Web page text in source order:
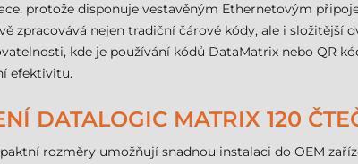
protože disponuje vestavěným Ethernetovým
zpracovává nejen tradiční čárové kódy, ale i složitější
kde je používání kódů DataMatrix nebo QR
efektivitu.
DATALOGIC MATRIX 120
rozměry umožňují snadnou instalaci do OEM